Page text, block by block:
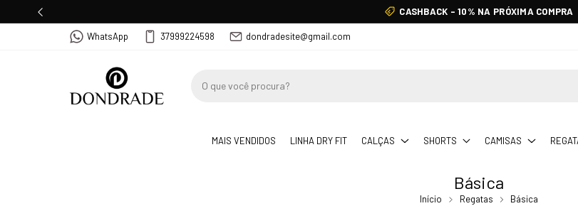
CASHBACK - 10% NA PRÓXIMA COMPRA
WhatsApp 37999224598 dondradesite@gmail.com
MAIS VENDIDOS LINHA DRY FIT CALÇAS SHORTS CAMISAS
Básica
Início Regatas Básica